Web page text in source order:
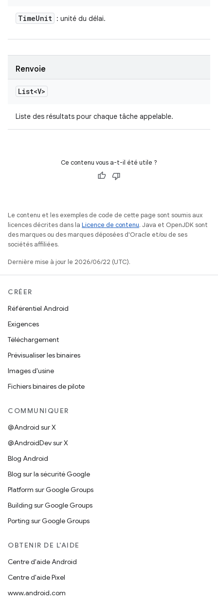
TimeUnit : unité du délai.
Renvoie
List<V>
Liste des résultats pour chaque tâche appelable.
Ce contenu vous a-t-il été utile ?
Le contenu et les exemples de code de cette page sont soumis aux
licences décrites dans la Licence de contenu. Java et OpenJDK sont
des marques ou des marques déposées d'Oracle et/ou de ses
sociétés affiliées.
Dernière mise à jour le 2026/06/22 (UTC).
CRÉER
Référentiel Android
Exigences
Téléchargement
Prévisualiser les binaires
Images d'usine
Fichiers binaires de pilote
COMMUNIQUER
@Android sur X
@AndroidDev sur X
Blog Android
Blog sur la sécurité Google
Platform sur Google Groups
Building sur Google Groups
Porting sur Google Groups
OBTENIR DE L'AIDE
Centre d'aide Android
Centre d'aide Pixel
www.android.com